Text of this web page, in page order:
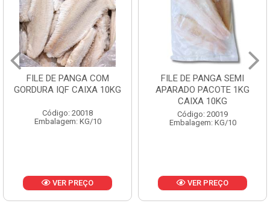
FILE DE PANGA SEMI
APARADO PACOTE 1KG
Código: 20019
Embalagem: KG/10
VER PREÇO
POLACA DESFIADA
PESCAMARES PCT5KG
CX10KG
Código: 20161
Embalagem: KG/10
VER PREÇO